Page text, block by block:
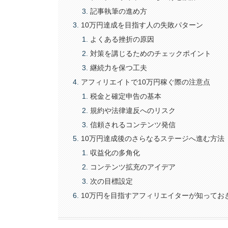
記事執筆の進め方
10万円達成を目指す人の失敗パターン
よくある挫折の原因
対策を講じるためのチェックポイント
継続力を保つ工夫
アフィリエイトで10万円稼ぐ際の注意点
税金と確定申告の基本
規約や法律違反へのリスク
信頼されるコンテンツ発信
10万円達成後のさらなるステージへ進む方法
収益化の多角化
コンテンツ拡充のアイデア
次の目標設定
10万円を目指すアフィリエイターが知ってお